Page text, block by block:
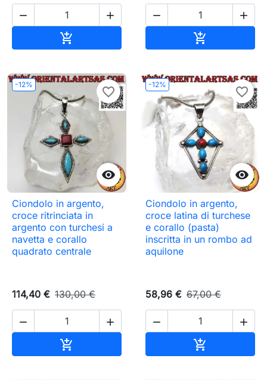
 

 

-12%

favorite_border
Ciondolo in argento,
croce ritrinciata in
argento con turchesi a
navetta e corallo
quadrato centrale
114,40 € 130,00 €
 

-12%

favorite_border
Ciondolo in argento,
croce latina di turchese
e corallo (pasta)
inscritta in un rombo ad
aquilone
58,96 € 67,00 €
 
